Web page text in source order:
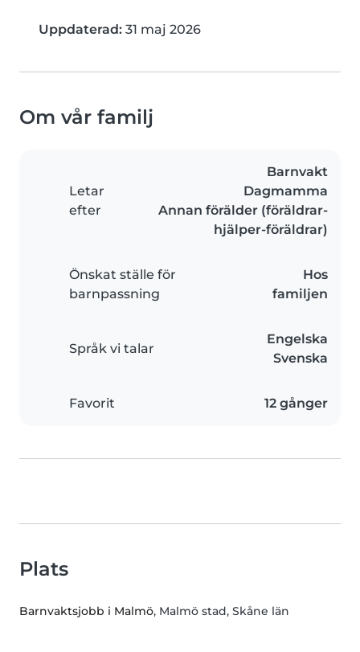
Uppdaterad: 31 maj 2026
Om vår familj
Letar
efter
Barnvakt
Dagmamma
Annan förälder (föräldrar-
hjälper-föräldrar)
Önskat ställe för
barnpassning
Hos
familjen
Språk vi talar
Engelska
Svenska
Favorit 12 gånger
Plats
Barnvaktsjobb i Malmö, Malmö stad, Skåne län